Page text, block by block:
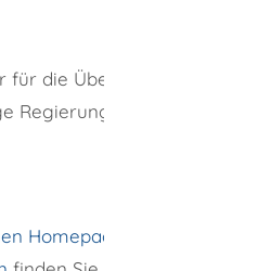
die Überwachung
Regierungspräsidium
Homepage der